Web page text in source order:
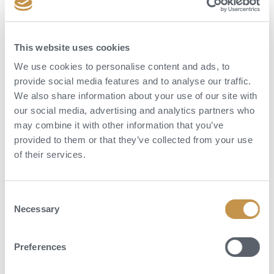
This website uses cookies
We use cookies to personalise content and ads, to
provide social media features and to analyse our traffic.
We also share information about your use of our site with
our social media, advertising and analytics partners who
may combine it with other information that you’ve
provided to them or that they’ve collected from your use
of their services.
Selection
Necessary
Preferences
Aktivity